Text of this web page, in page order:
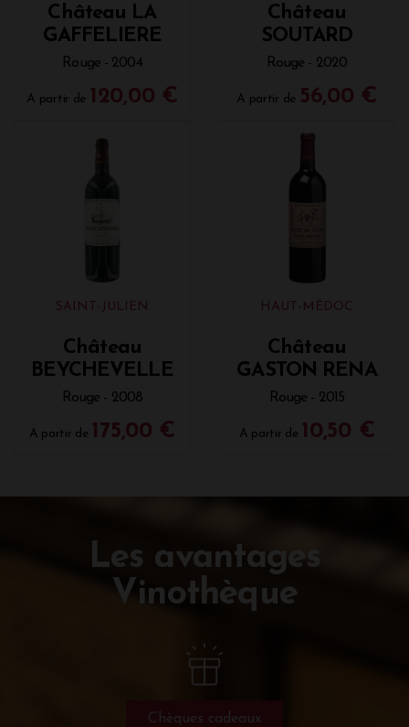
Château LA
GAFFELIERE
Rouge - 2004
A partir de 120,00 €
Château
SOUTARD
Rouge - 2020
A partir de 56,00 €
SAINT-JULIEN
Château
BEYCHEVELLE
Rouge - 2008
A partir de 175,00 €
HAUT-MÉDOC
Château
GASTON RENA
Rouge - 2015
A partir de 10,50 €
Les avantages
Vinothèque
Chèques cadeaux